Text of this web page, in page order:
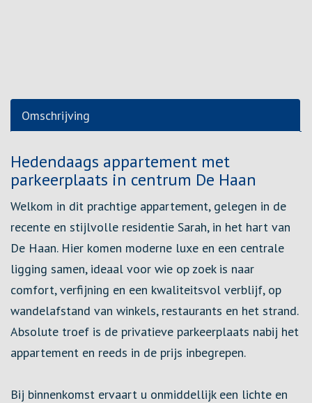
Omschrijving
Omschrijving
Hedendaags appartement met
parkeerplaats in centrum De Haan
Welkom in dit prachtige appartement, gelegen in de
recente en stijlvolle residentie Sarah, in het hart van
De Haan. Hier komen moderne luxe en een centrale
ligging samen, ideaal voor wie op zoek is naar
comfort, verfijning en een kwaliteitsvol verblijf, op
wandelafstand van winkels, restaurants en het strand.
Absolute troef is de privatieve parkeerplaats nabij het
appartement en reeds in de prijs inbegrepen.
Bij binnenkomst ervaart u onmiddellijk een lichte en